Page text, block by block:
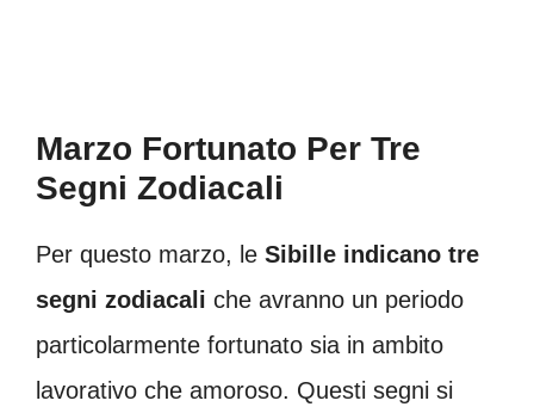
Marzo Fortunato Per Tre
Segni Zodiacali
Per questo marzo, le Sibille indicano tre
segni zodiacali che avranno un periodo
particolarmente fortunato sia in ambito
lavorativo che amoroso. Questi segni si